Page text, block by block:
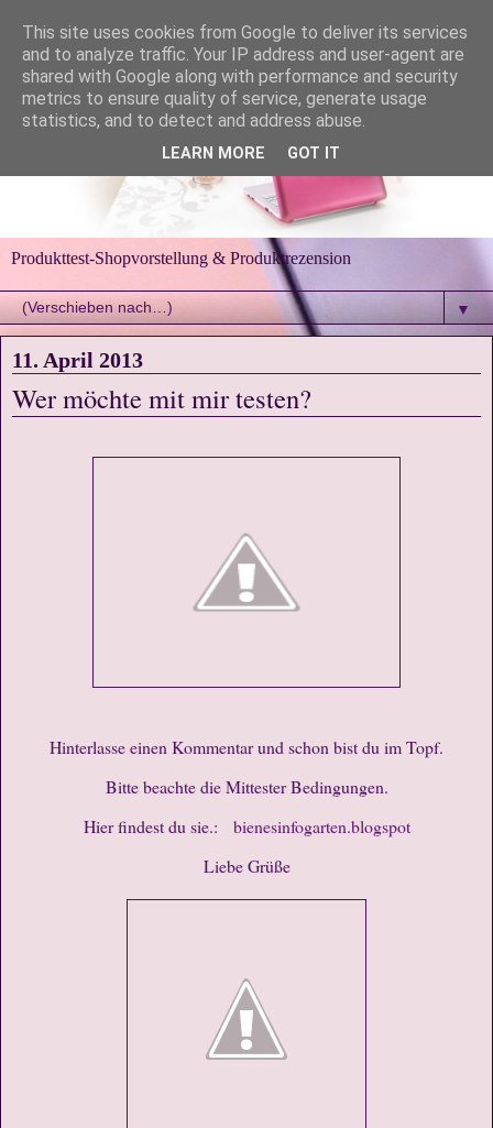
Produkttest-Shopvorstellung & Produktrezension
▼
11. April 2013
Wer möchte mit mir testen?
Hinterlasse einen Kommentar und schon bist du im Topf.
Bitte beachte die Mittester Bedingungen.
Hier findest du sie.: bienesinfogarten.blogspot
Liebe Grüße
This site uses cookies from Google to deliver its services
and to analyze traffic. Your IP address and user-agent are
shared with Google along with performance and security
metrics to ensure quality of service, generate usage
statistics, and to detect and address abuse.
LEARN MORE GOT IT